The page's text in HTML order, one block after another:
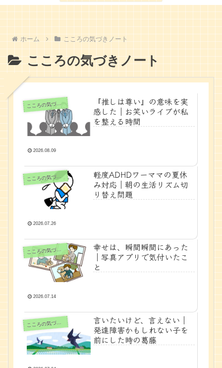
ホーム こころの気づきノート
こころの気づきノート
こころの気づきノート
『推しは尊い』の意味を実
感した｜お笑いライブが私
を整える時間
2026.08.09
こころの気づきノート
軽度ADHDワーママの夏休
み対応｜朝の生活リズム切
り替え問題
2026.07.26
こころの気づきノート
幸せは、瞬間瞬間にあった
｜写真アプリで気付いたこ
と
2026.07.14
こころの気づきノート
言いたいけど、言えない｜
発達障害かもしれない子を
前にした時の葛藤